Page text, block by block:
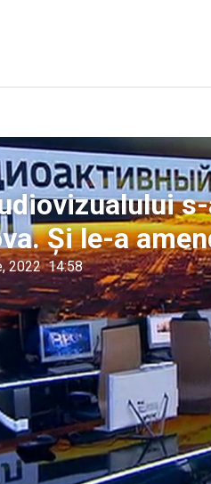
Și le-a
2022 14:58